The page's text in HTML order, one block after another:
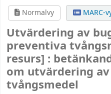
Normalvy
MARC-
Utvärdering av
preventiva
resurs] :
om utvärdering
tvångsmedel